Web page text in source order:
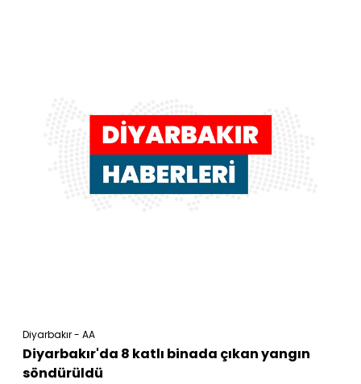
Diyarbakır - AA
Diyarbakır'da 8 katlı binada çıkan yangın
söndürüldü